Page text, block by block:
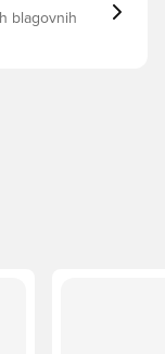
blagovnih